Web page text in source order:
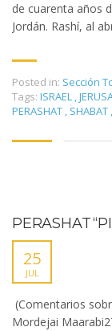
de cuarenta años
Jordán. Rashí, al
Posted in: Sección
Tags: ISRAEL ,
PERASHAT , SHABAT ,
PERASHAT
25
JUL
(Comentarios
Mordejai